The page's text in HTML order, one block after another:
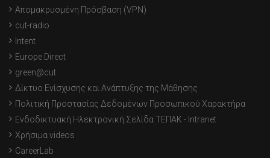
Απομακρυσμένη Πρόσβαση (VPN)
cut-radio
Intent
Europe Direct
green@cut
Δίκτυο Ενίσχυσης και Ανάπτυξης της Μάθησης
Πολιτική Προστασίας Δεδομένων Προσωπικού Χαρακτήρα
Ενδοδικτυακή Ηλεκτρονική Σελίδα ΤΕΠΑΚ - Intranet
Χρήσιμα videos
CareerLab